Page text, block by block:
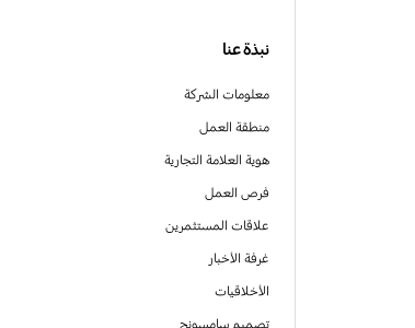
نبذة عنا
معلومات الشركة
منطقة العمل
هوية العلامة التجارية
فرص العمل
علاقات المستثمرين
غرفة الأخبار
الأخلاقيات